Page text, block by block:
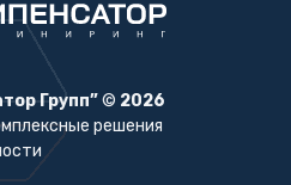
Групп”© 2026
решения